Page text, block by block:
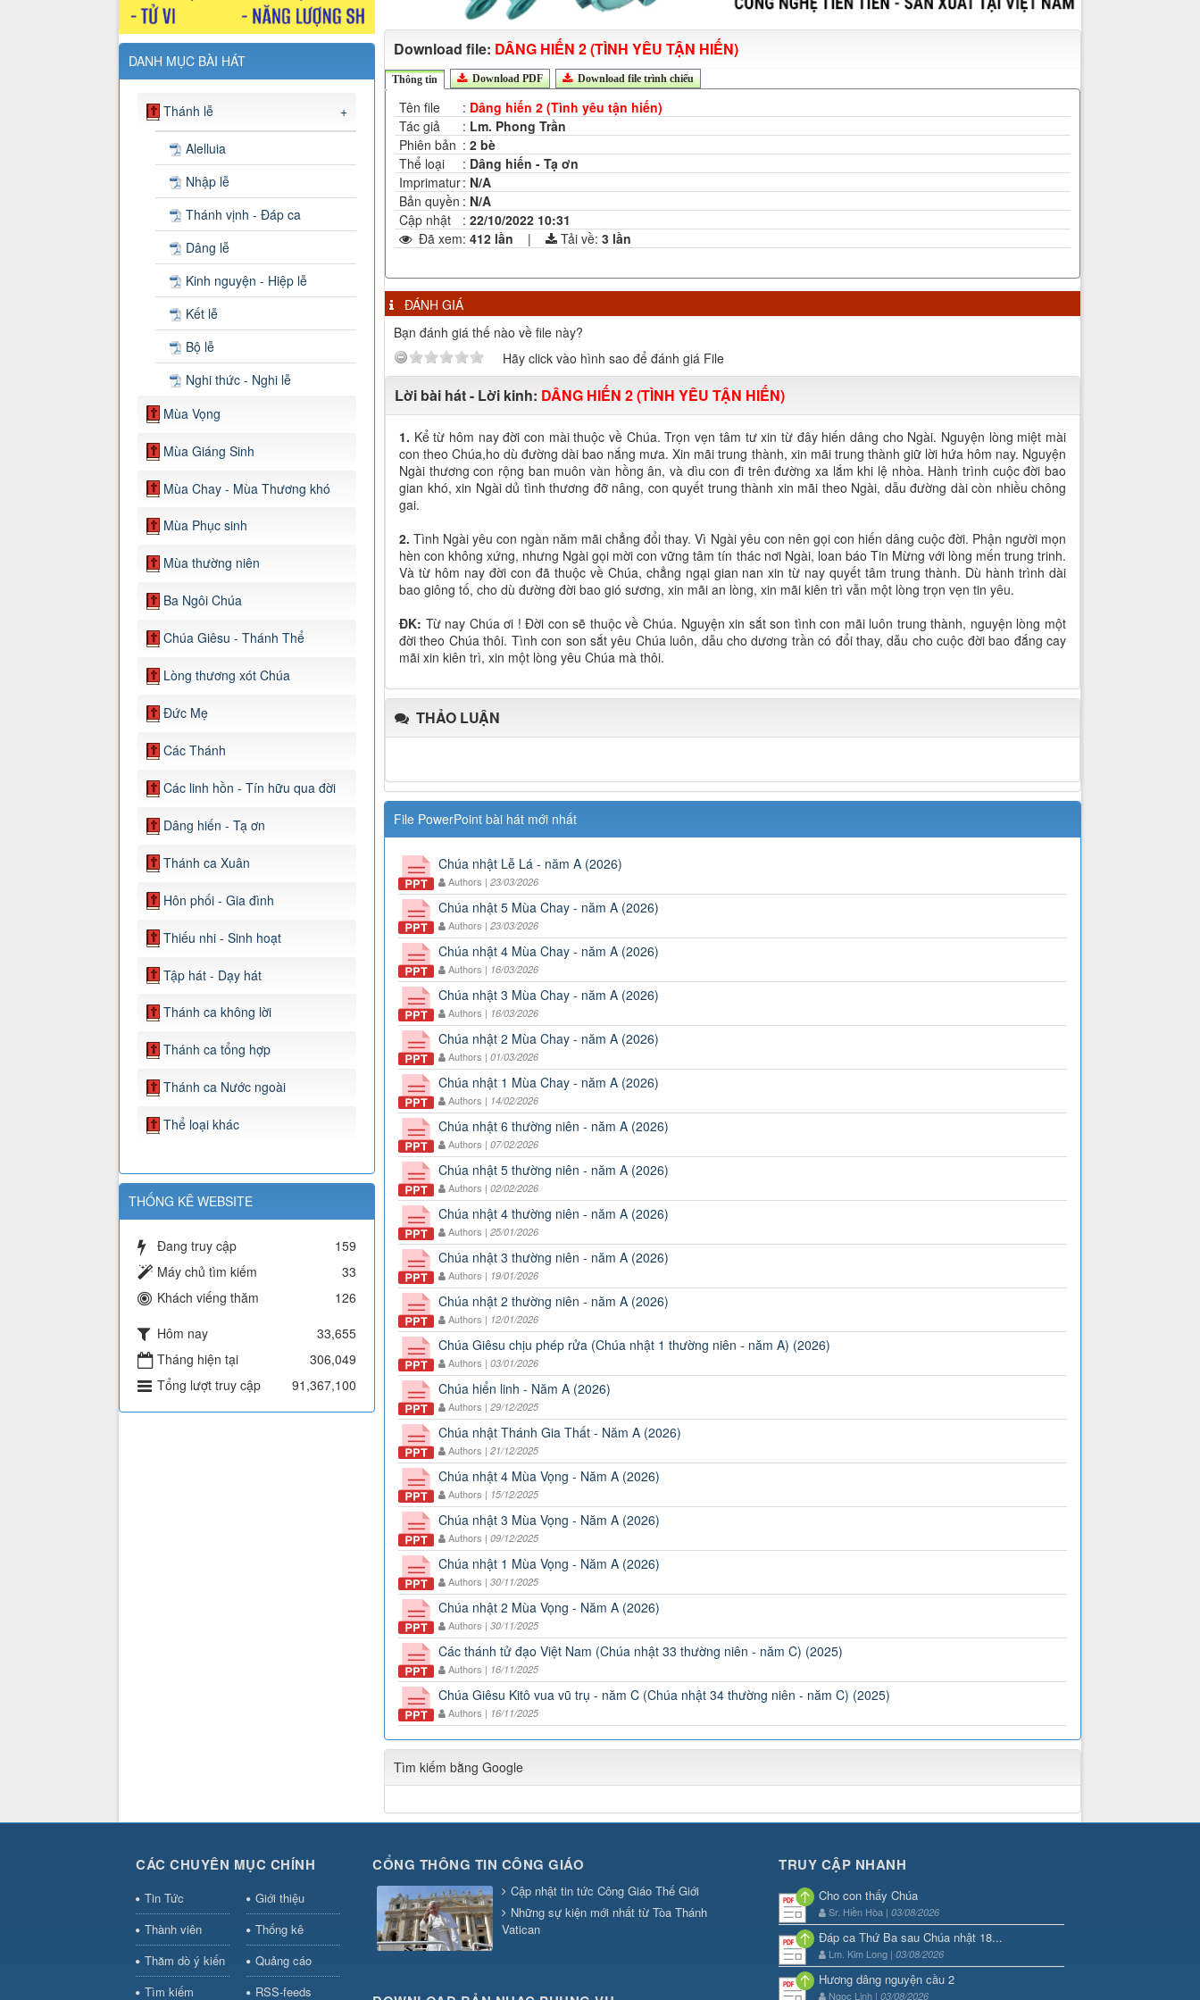
DANH MỤC BÀI HÁT
Thánh lễ +
Alelluia
Nhập lễ
Thánh vịnh - Đáp ca
Dâng lễ
Kinh nguyện - Hiệp lễ
Kết lễ
Bộ lễ
Nghi thức - Nghi lễ
Mùa Vọng
Mùa Giáng Sinh
Mùa Chay - Mùa Thương khó
Mùa Phục sinh
Mùa thường niên
Ba Ngôi Chúa
Chúa Giêsu - Thánh Thể
Lòng thương xót Chúa
Đức Mẹ
Các Thánh
Các linh hồn - Tín hữu qua đời
Dâng hiến - Tạ ơn
Thánh ca Xuân
Hôn phối - Gia đình
Thiếu nhi - Sinh hoạt
Tập hát - Dạy hát
Thánh ca không lời
Thánh ca tổng hợp
Thánh ca Nước ngoài
Thể loại khác
THỐNG KÊ WEBSITE
Đang truy cập
159
Máy chủ tìm kiếm
33
Khách viếng thăm
126
Hôm nay
33,655
Tháng hiện tại
306,049
Tổng lượt truy cập
91,367,100
Download file: DÂNG HIẾN 2 (TÌNH YÊU TẬN HIẾN)
Thông tin Download PDF Download file trình chiếu
Tên file : Dâng hiến 2 (Tình yêu tận hiến)
Tác giả
: Lm. Phong Trần
Phiên bản : 2 bè
Thể loại
: Dâng hiến - Tạ ơn
Imprimatur: N/A
Bản quyền : N/A
Cập nhật
: 22/10/2022 10:31
Đã xem: 412 lần | Tải về: 3 lần
ĐÁNH GIÁ
Bạn đánh giá thế nào về file này?
Hãy click vào hình sao để đánh giá File
Lời bài hát - Lời kinh: DÂNG HIẾN 2 (TÌNH YÊU TẬN HIẾN)
1. Kể từ hôm nay đời con mài thuộc về Chúa. Trọn vẹn tâm tư xin từ đây hiến dâng cho Ngài. Nguyện lòng miệt mài
con theo Chúa,ho dù đường dài bao nắng mưa. Xin mãi trung thành, xin mãi trung thành giữ lời hứa hôm nay. Nguyện
Ngài thương con rộng ban muôn vàn hồng ân, và dìu con đi trên đường xa lắm khi lệ nhòa. Hành trình cuộc đời bao
gian khó, xin Ngài dủ tình thương đỡ nâng, con quyết trung thành xin mãi theo Ngài, dẫu đường dài còn nhiều chông
gai.
2.Tình Ngài yêu con ngàn năm mãi chẳng đổi thay. Vì Ngài yêu con nên gọi con hiến dâng cuộc đời. Phận người mọn
hèn con không xứng, nhưng Ngài gọi mời con vững tâm tín thác nơi Ngài, loan báo Tin Mừng với lòng mến trung trinh.
Và từ hôm nay đời con đã thuộc về Chúa, chẳng ngại gian nan xin từ nay quyết tâm trung thành. Dù hành trình dài
bao giông tố, cho dù đường đời bao gió sương, xin mãi an lòng, xin mãi kiên trì vẫn một lòng trọn vẹn tin yêu.
ĐK: Từ nay Chúa ơi ! Đời con sẽ thuộc về Chúa. Nguyện xin sắt son tình con mãi luôn trung thành, nguyện lòng một
đời theo Chúa thôi. Tình con son sắt yêu Chúa luôn, dẫu cho dương trần có đổi thay, dẫu cho cuộc đời bao đắng cay
mãi xin kiên trì, xin một lòng yêu Chúa mà thôi.
THẢO LUẬN
File PowerPoint bài hát mới nhất
Chúa nhật Lễ Lá - năm A (2026)
Authors | 23/03/2026
Chúa nhật 5 Mùa Chay - năm A (2026)
Authors | 23/03/2026
Chúa nhật 4 Mùa Chay - năm A (2026)
Authors | 16/03/2026
Chúa nhật 3 Mùa Chay - năm A (2026)
Authors | 16/03/2026
Chúa nhật 2 Mùa Chay - năm A (2026)
Authors | 01/03/2026
Chúa nhật 1 Mùa Chay - năm A (2026)
Authors | 14/02/2026
Chúa nhật 6 thường niên - năm A (2026)
Authors | 07/02/2026
Chúa nhật 5 thường niên - năm A (2026)
Authors | 02/02/2026
Chúa nhật 4 thường niên - năm A (2026)
Authors | 25/01/2026
Chúa nhật 3 thường niên - năm A (2026)
Authors | 19/01/2026
Chúa nhật 2 thường niên - năm A (2026)
Authors | 12/01/2026
Chúa Giêsu chịu phép rửa (Chúa nhật 1 thường niên - năm A) (2026)
Authors | 03/01/2026
Chúa hiển linh - Năm A (2026)
Authors | 29/12/2025
Chúa nhật Thánh Gia Thất - Năm A (2026)
Authors | 21/12/2025
Chúa nhật 4 Mùa Vọng - Năm A (2026)
Authors | 15/12/2025
Chúa nhật 3 Mùa Vọng - Năm A (2026)
Authors | 09/12/2025
Chúa nhật 1 Mùa Vọng - Năm A (2026)
Authors | 30/11/2025
Chúa nhật 2 Mùa Vọng - Năm A (2026)
Authors | 30/11/2025
Các thánh tử đạo Việt Nam (Chúa nhật 33 thường niên - năm C) (2025)
Authors | 16/11/2025
Chúa Giêsu Kitô vua vũ trụ - năm C (Chúa nhật 34 thường niên - năm C) (2025)
Authors | 16/11/2025
Tìm kiếm bằng Google
CÁC CHUYÊN MỤC CHÍNH
Tin Tức
Giới thiệu
Thành viên
Thống kê
Thăm dò ý kiến
Quảng cáo
Tìm kiếm
RSS-feeds
CỔNG THÔNG TIN CÔNG GIÁO
Cập nhật tin tức Công Giáo Thế Giới
Những sự kiện mới nhất từ Tòa Thánh
Vatican
TRUY CẬP NHANH
Cho con thấy Chúa
Sr. Hiền Hòa | 03/08/2026
Đáp ca Thứ Ba sau Chúa nhật 18...
Lm. Kim Long | 03/08/2026
Hương dâng nguyện cầu 2
Ngọc Linh | 03/08/2026